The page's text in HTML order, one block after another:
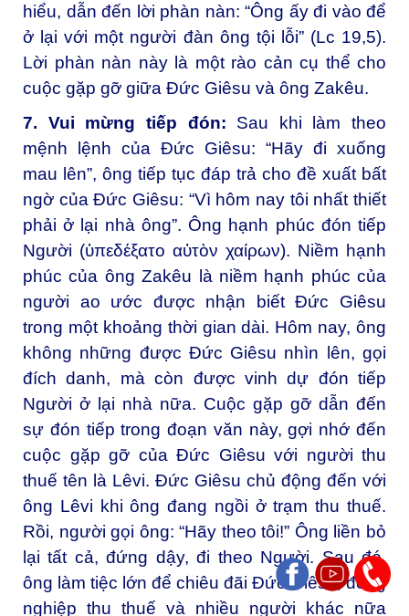
hiểu, dẫn đến lời phàn nàn: “Ông ấy đi vào để
ở lại với một người đàn ông tội lỗi” (Lc 19,5).
Lời phàn nàn này là một rào cản cụ thể cho
cuộc gặp gỡ giữa Đức Giêsu và ông Zakêu.
7. Vui mừng tiếp đón: Sau khi làm theo
mệnh lệnh của Đức Giêsu: “Hãy đi xuống
mau lên”, ông tiếp tục đáp trả cho đề xuất bất
ngờ của Đức Giêsu: “Vì hôm nay tôi nhất thiết
phải ở lại nhà ông”. Ông hạnh phúc đón tiếp
Người (ὑπεδέξατο αὐτὸν χαίρων). Niềm hạnh
phúc của ông Zakêu là niềm hạnh phúc của
người ao ước được nhận biết Đức Giêsu
trong một khoảng thời gian dài. Hôm nay, ông
không những được Đức Giêsu nhìn lên, gọi
đích danh, mà còn được vinh dự đón tiếp
Người ở lại nhà nữa. Cuộc gặp gỡ dẫn đến
sự đón tiếp trong đoạn văn này, gợi nhớ đến
cuộc gặp gỡ của Đức Giêsu với người thu
thuế tên là Lêvi. Đức Giêsu chủ động đến với
ông Lêvi khi ông đang ngồi ở trạm thu thuế.
Rồi, người gọi ông: “Hãy theo tôi!” Ông liền bỏ
lại tất cả, đứng dậy, đi theo Người. Sau đó,
ông làm tiệc lớn để chiêu đãi Đức Giêsu, đồng
nghiệp thu thuế và nhiều người khác nữa